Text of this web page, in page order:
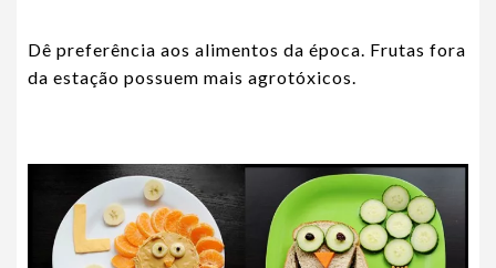
Dê preferência aos alimentos da época. Frutas fora
da estação possuem mais agrotóxicos.